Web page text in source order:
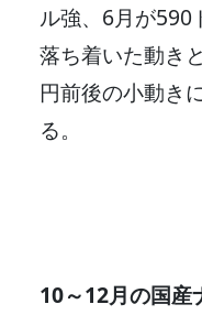
ル強、6月が590
落ち着いた動き
円前後の小動き
る。
10～12月の国産